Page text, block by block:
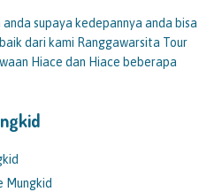
supaya kedepannya anda bisa
dari kami Ranggawarsita Tour
Hiace dan Hiace beberapa
Mungkid